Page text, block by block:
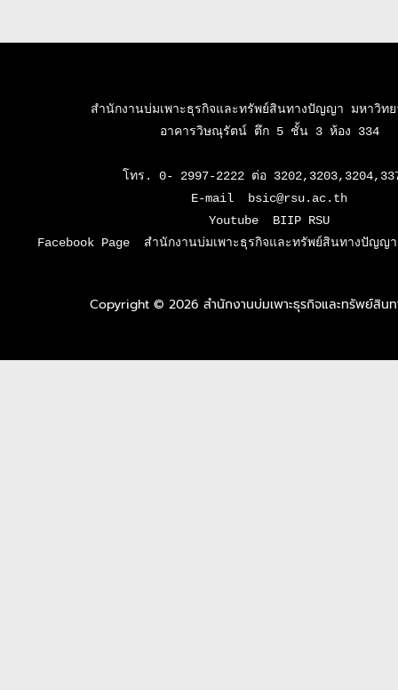
สำนักงานบ่มเพาะธุรกิจและทรัพย์สินทางปัญญา มหาวิทย
อาคารวิษณุรัตน์ ตึก 5 ชั้น 3 ห้อง 334
โทร. 0- 2997-2222 ต่อ
E-mail  bsic@rsu.ac.th
Youtube  BIIP RSU
Facebook Page  สำนักงานบ่มเพาะธุรกิจและทรัพย์สินทางปัญญ
Copyright © 2026 สำนักงานบ่มเพาะธุรกิจและทรัพย์สิ